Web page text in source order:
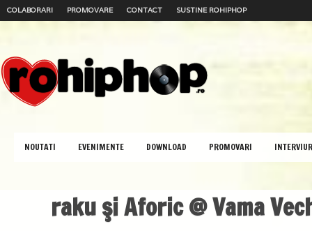
COLABORARI PROMOVARE CONTACT SUSTINE ROHIPHOP
NOUTATI EVENIMENTE DOWNLOAD PROMOVARI
raku şi Aforic @ Vama